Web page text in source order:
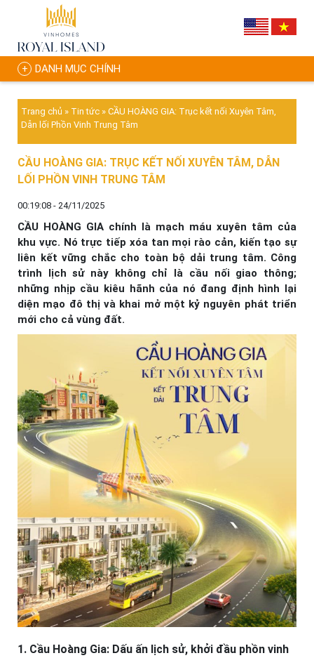
DANH MỤC CHÍNH
Trang chủ » Tin tức » CẦU HOÀNG GIA: Trục kết nối Xuyên Tâm,
Dẫn lối Phồn Vinh Trung Tâm
CẦU HOÀNG GIA: TRỤC KẾT NỐI XUYÊN TÂM, DẪN
LỐI PHỒN VINH TRUNG TÂM
00:19:08 - 24/11/2025
CẦU HOÀNG GIA chính là mạch máu xuyên tâm của
khu vực. Nó trực tiếp xóa tan mọi rào cản, kiến tạo sự
liên kết vững chắc cho toàn bộ dải trung tâm. Công
trình lịch sử này không chỉ là cầu nối giao thông;
những nhịp cầu kiêu hãnh của nó đang định hình lại
diện mạo đô thị và khai mở một kỷ nguyên phát triển
mới cho cả vùng đất.
1. Cầu Hoàng Gia: Dấu ấn lịch sử, khởi đầu phồn vinh